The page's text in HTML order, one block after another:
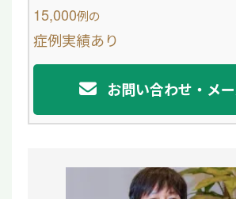
15,000例の
症例実績あり
お問い合わせ・メ